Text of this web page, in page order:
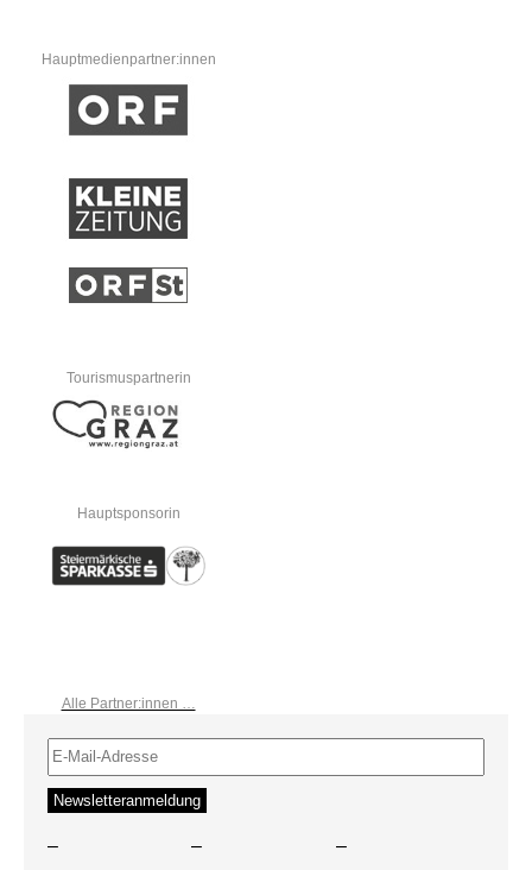
Hauptmedienpartner:innen
Tourismuspartnerin
Hauptsponsorin
Alle Partner:innen …
– – –